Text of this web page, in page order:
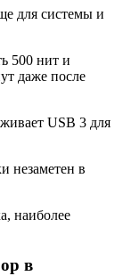
для системы и
500 нит и
даже после
USB 3 для
незаметен в
наиболее
в